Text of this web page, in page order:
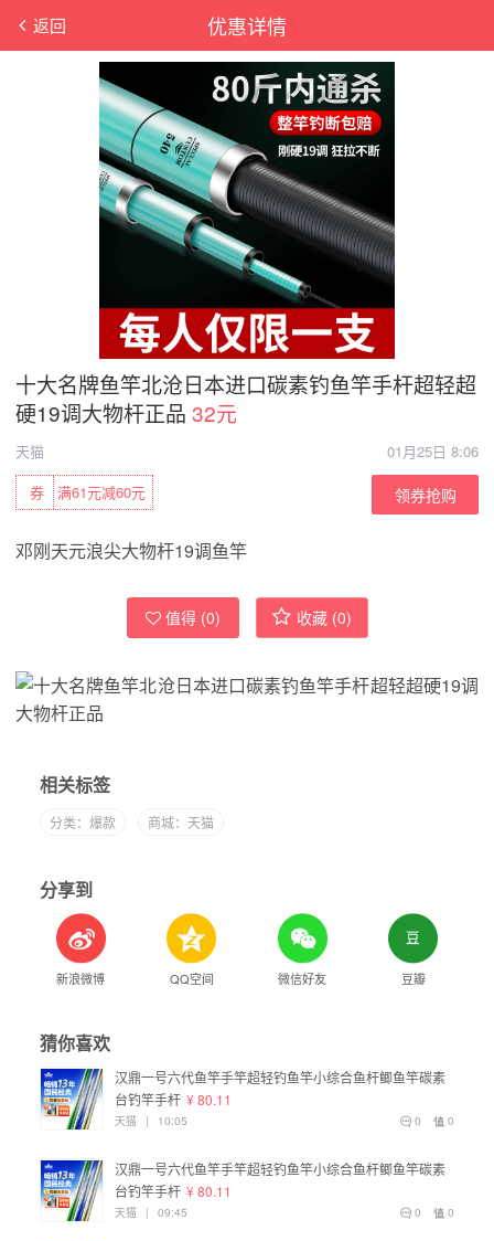
优惠详情
返回
十大名牌鱼竿北沧日本进口碳素钓鱼竿手杆超轻超
硬19调大物杆正品 32元
天猫
01月25日 8:06
满61元减60元
券 领券抢购
邓刚天元浪尖大物杆19调鱼竿
值得 (0) 收藏 (0)
相关标签
分类：爆款 商城：天猫
分享到
新浪微博 QQ空间 微信好友 豆瓣
猜你喜欢
汉鼎一号六代鱼竿手竿超轻钓鱼竿小综合鱼杆鲫鱼竿碳素
台钓竿手杆 ¥ 80.11
0
0
天猫 | 10:05
汉鼎一号六代鱼竿手竿超轻钓鱼竿小综合鱼杆鲫鱼竿碳素
台钓竿手杆 ¥ 80.11
0
0
天猫 | 09:45